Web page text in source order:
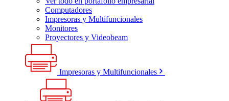
Computadores
Impresoras y Multifuncionales
Monitores
Proyectores y Videobeam
Impresoras y Multifuncionales